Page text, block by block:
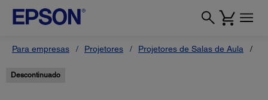
Para empresas Projetores Projetores de Salas de Aula
Descontinuado